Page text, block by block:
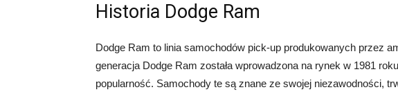
Historia Dodge Ram
Dodge Ram to linia samochodów pick-up produkowanych przez
generacja Dodge Ram została wprowadzona na rynek w 1981
popularność. Samochody te są znane ze swojej niezawodności,